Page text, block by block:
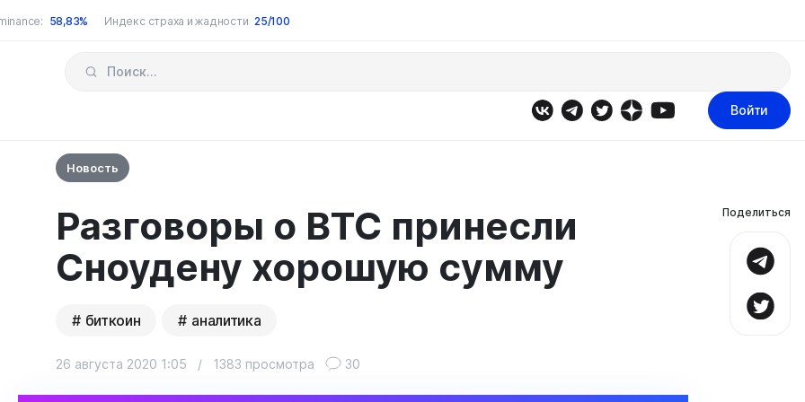
58,83% Индекс страха и жадности 25/100
Войти
Новость
Разговоры о BTC принесли
Сноудену хорошую сумму
биткоин аналитика
26 августа 2020 1:05 / 1383 просмотра 30
Поделиться